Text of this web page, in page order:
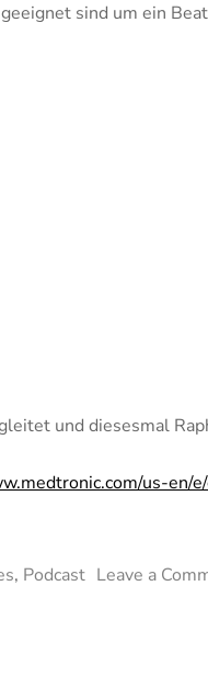
sind um ein
und diesesmal
us-en/
, Podcast Leave a